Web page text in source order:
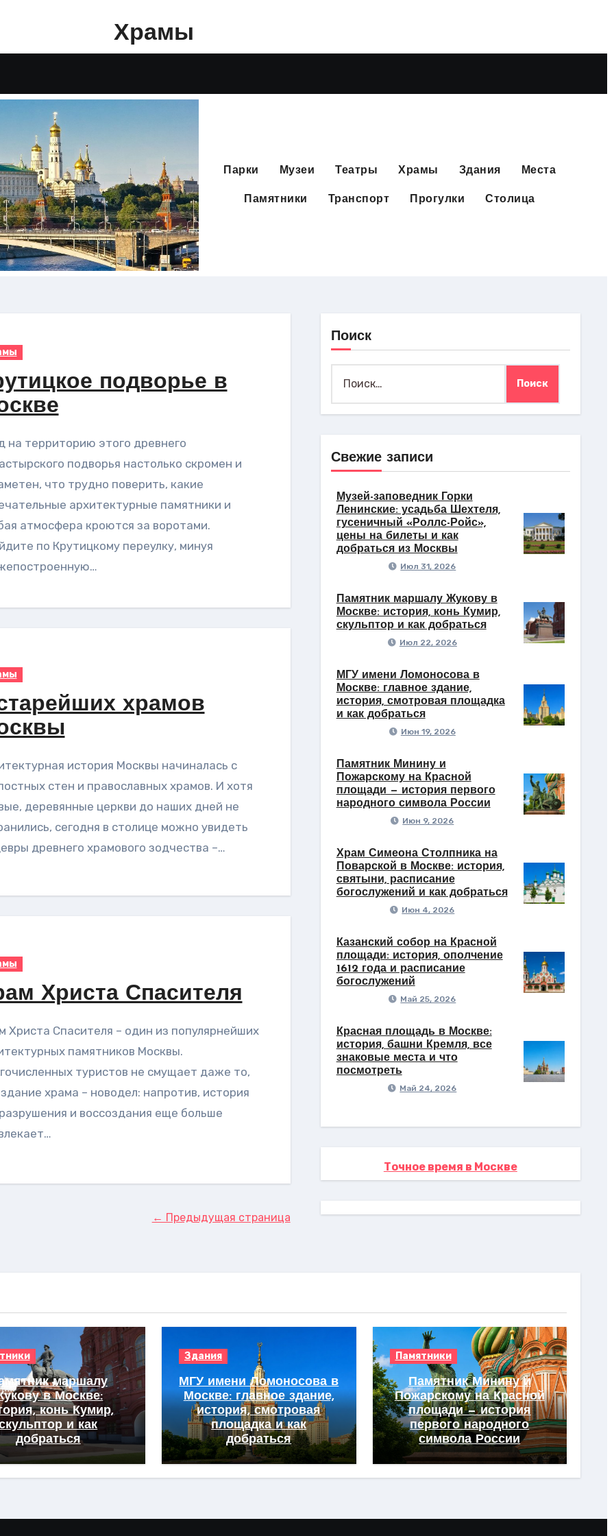
Храмы
содержимому
Парки Музеи Театры Храмы Здания Места
Памятники Транспорт Прогулки Столица
подворье в
подворья настолько скромен и
что трудно поверить, какие
архитектурные памятники и
атмосфера кроются за воротами.
по Крутицкому переулку, минуя
храмов
стен и православных храмов. И хотя
деревянные церкви до наших дней не
сегодня в столице можно увидеть
древнего храмового зодчества –…
Христа Спасителя
памятников Москвы.
туристов не смущает даже то,
храма – новодел: напротив, история
и воссоздания еще больше
← Предыдущая страница
Поиск
Свежие записи
Музей-заповедник Горки
Ленинские: усадьба Шехтеля,
гусеничный «Роллс-Ройс»,
цены на билеты и как
добраться из Москвы
Июл 31, 2026
Памятник маршалу Жукову в
Москве: история, конь Кумир,
скульптор и как добраться
Июл 22, 2026
МГУ имени Ломоносова в
Москве: главное здание,
история, смотровая площадка
и как добраться
Июн 19, 2026
Памятник Минину и
Пожарскому на Красной
площади — история первого
народного символа России
Июн 9, 2026
Храм Симеона Столпника на
Поварской в Москве: история,
святыни, расписание
богослужений и как добраться
Июн 4, 2026
Казанский собор на Красной
площади: история, ополчение
1612 года и расписание
богослужений
Май 25, 2026
Красная площадь в Москве:
история, башни Кремля, все
знаковые места и что
посмотреть
Май 24, 2026
Точное время в Москве
маршалу
в Москве:
конь Кумир,
и как
добраться
Здания
МГУ имени Ломоносова в
Москве: главное здание,
история, смотровая
площадка и как
добраться
Памятники
Памятник Минину и
Пожарскому на Красной
площади — история
первого народного
символа России